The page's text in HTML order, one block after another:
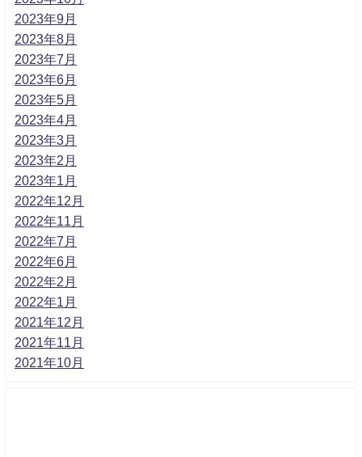
2023年9月
2023年8月
2023年7月
2023年6月
2023年5月
2023年4月
2023年3月
2023年2月
2023年1月
2022年12月
2022年11月
2022年7月
2022年6月
2022年2月
2022年1月
2021年12月
2021年11月
2021年10月